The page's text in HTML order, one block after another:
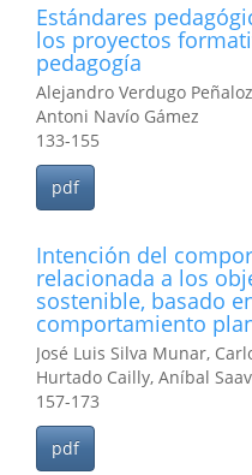
Estándares
los proyectos
pedagogía
Alejandro Verdugo
Antoni Navío Gámez
133-155
pdf
Intención del
relacionada a los
sostenible, basado
comportamiento
José Luis Silva Munar,
Hurtado Cailly, Aníbal
157-173
pdf